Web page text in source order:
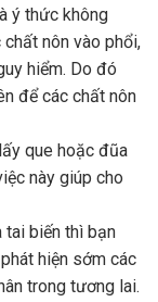
ý thức không
nôn vào phổi,
hiểm. Do đó
để các chất nôn
que hoặc đũa
này giúp cho
tai biến thì bạn
hiện sớm các
trong tương lai.